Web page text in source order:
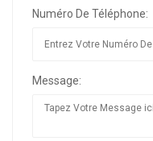
Numéro De Téléphone:
Message: